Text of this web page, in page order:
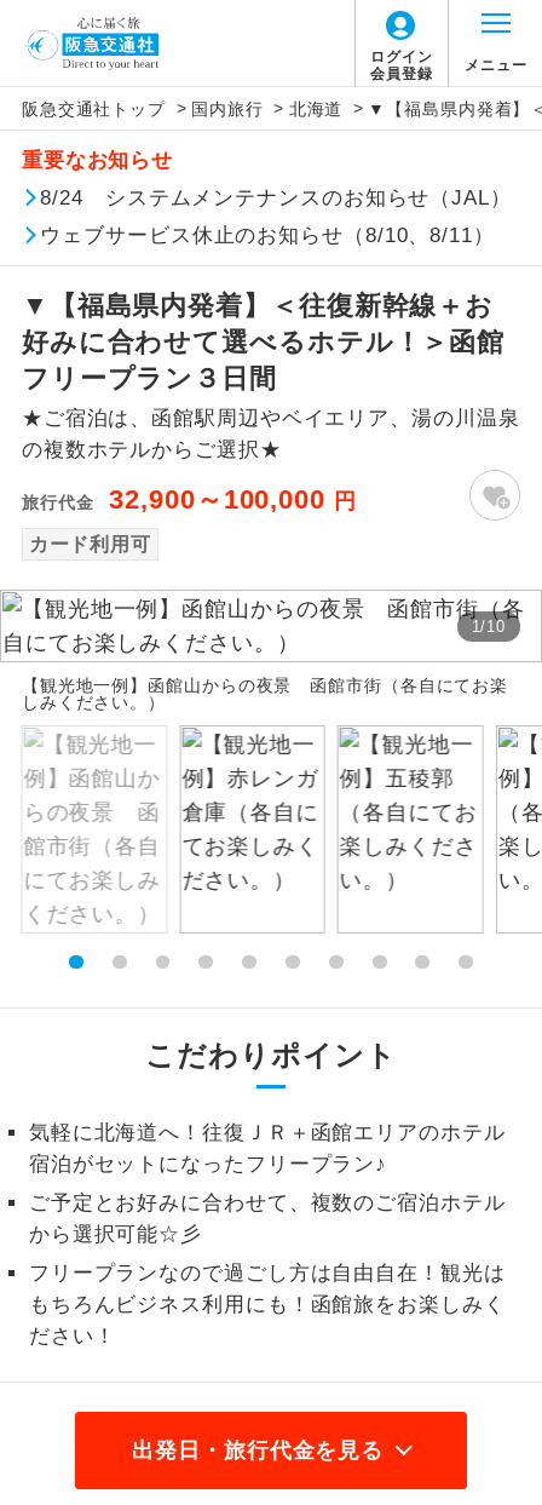
ログイン
会員登録
メニュー
阪急交通社トップ > 国内旅行 > 北海道 > ▼【福島県内発着】
重要なお知らせ
8/24 システムメンテナンスのお知らせ（JAL）
ウェブサービス休止のお知らせ（8/10、8/11）
▼【福島県内発着】＜往復新幹線＋お
好みに合わせて選べるホテル！＞函館
フリープラン３日間
★ご宿泊は、函館駅周辺やベイエリア、湯の川温泉
の複数ホテルからご選択★
旅行代金 32,900～100,000 円
カード利用可
1/10
【観光地一例】函館山からの夜景 函館市街（各自にてお楽
しみください。）
こだわりポイント
気軽に北海道へ！往復ＪＲ＋函館エリアのホテル
宿泊がセットになったフリープラン♪
ご予定とお好みに合わせて、複数のご宿泊ホテル
から選択可能☆彡
フリープランなので過ごし方は自由自在！観光は
もちろんビジネス利用にも！函館旅をお楽しみく
ださい！
出発日・旅行代金を見る
アイコン 説明
添乗員同行
往路出発空港（駅）から復路到着空港
（駅）まで同行します。
現地添乗員同
現地到着空港（駅）から最終日出発空港
（駅）まで添乗員が同行します。
バスガイド乗
務
バスガイドが乗務し、車内での観光案内
があります。
新コース 初登場のコースです。
世界遺産
ユネスコに登録されている文化遺産や自
絶景 絶景スポットに立ち寄るコースです。
温泉 温泉地にも宿泊するコースです。
露天風呂
す。
大浴場 ご宿泊ホテルに大浴場が付いています。
全食事付き
全てのお食事が付いていますので、お食
事の心配はいりません。（機内食を除
お部屋食
お部屋にてゆっくりとお召し上がりいた
トラベルイヤ
周りの音を気にせず、ガイドさんの説明
をじっくり聞くことができます。
1名様催行
1名様から出発可能な個人型プランで
2名様催行
2名様から出発可能な個人型プランで
おひとり様参
加限定
おひとり様限定でご参加いただけるコー
スです。
金
ご夫婦限定
ご夫婦限定でご参加いただけるコースで